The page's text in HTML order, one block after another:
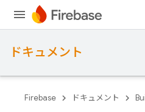
ドキュメント
Firebase ドキュメント